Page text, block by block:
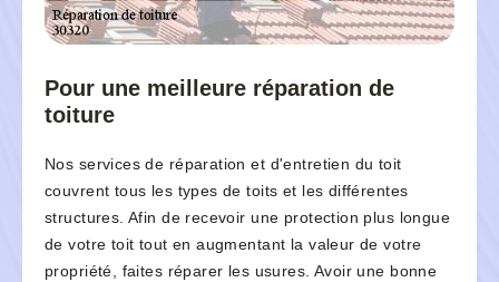
Pour une meilleure réparation de
toiture
Nos services de réparation et d'entretien du toit
couvrent tous les types de toits et les différentes
structures. Afin de recevoir une protection plus longue
de votre toit tout en augmentant la valeur de votre
propriété, faites réparer les usures. Avoir une bonne